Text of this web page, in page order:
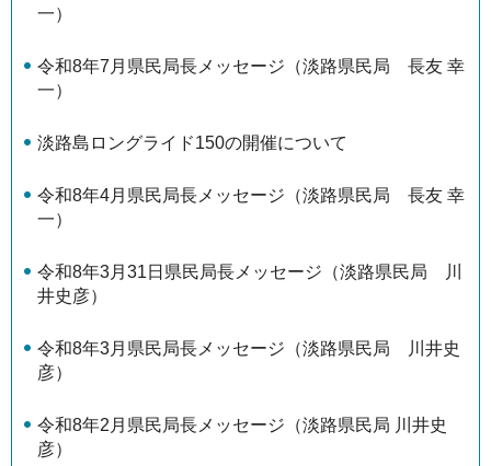
一）
令和8年7月県民局長メッセージ（淡路県民局 長友 幸
一）
淡路島ロングライド150の開催について
令和8年4月県民局長メッセージ（淡路県民局 長友 幸
一）
令和8年3月31日県民局長メッセージ（淡路県民局 川
井史彦）
令和8年3月県民局長メッセージ（淡路県民局 川井史
彦）
令和8年2月県民局長メッセージ（淡路県民局 川井史
彦）